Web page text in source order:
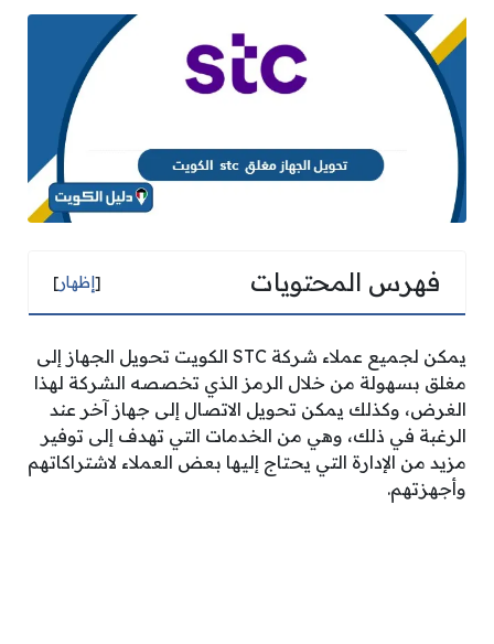
فهرس المحتويات [إظهار]
يمكن لجميع عملاء شركة STC الكويت تحويل الجهاز إلى
مغلق بسهولة من خلال الرمز الذي تخصصه الشركة لهذا
الغرض، وكذلك يمكن تحويل الاتصال إلى جهاز آخر عند
الرغبة في ذلك، وهي من الخدمات التي تهدف إلى توفير
مزيد من الإدارة التي يحتاج إليها بعض العملاء لاشتراكاتهم
وأجهزتهم.